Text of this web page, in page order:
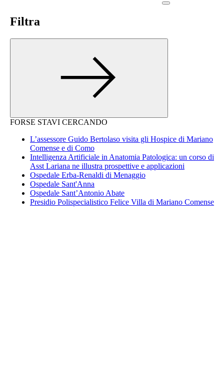
Filtra
FORSE STAVI CERCANDO
L’assessore Guido Bertolaso visita gli Hospice di Mariano
Comense e di Como
Intelligenza Artificiale in Anatomia Patologica: un corso di
Asst Lariana ne illustra prospettive e applicazioni
Ospedale Erba-Renaldi di Menaggio
Ospedale Sant'Anna
Ospedale Sant’Antonio Abate
Presidio Polispecialistico Felice Villa di Mariano Comense